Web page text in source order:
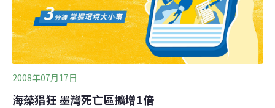
2008年07月17日
海藻猖狂 墨灣死亡區擴增1倍